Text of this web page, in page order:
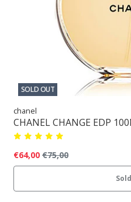
SOLD OUT
chanel
CHANEL CHANGE EDP
€64,00 €75,00